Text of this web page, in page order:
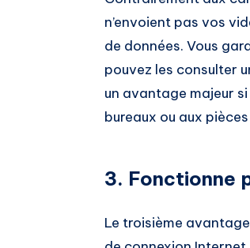
n’envoient pas vos
de données. Vous
pouvez les consulter
un avantage majeur
bureaux ou aux
3. Fonctionne
Le troisième